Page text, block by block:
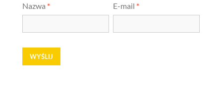
Nazwa * E-mail *